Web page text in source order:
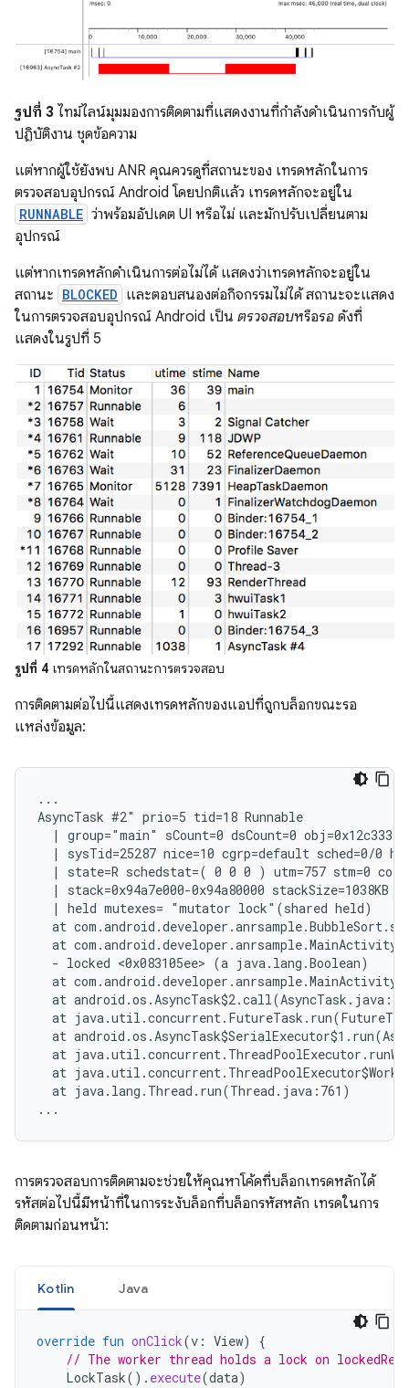
รูปที่ 3 ไทม์ไลน์มุมมองการติดตามที่แสดงงานที่กำลังดำเนินการกับผู้
ปฏิบัติงาน ชุดข้อความ
แต่หากผู้ใช้ยังพบ ANR คุณควรดูที่สถานะของ เทรดหลักในการ
ตรวจสอบอุปกรณ์ Android โดยปกติแล้ว เทรดหลักจะอยู่ใน
RUNNABLE ว่าพร้อมอัปเดต UI หรือไม่ และมักปรับเปลี่ยนตาม
อุปกรณ์
แต่หากเทรดหลักดำเนินการต่อไม่ได้ แสดงว่าเทรดหลักจะอยู่ใน
สถานะ BLOCKED และตอบสนองต่อกิจกรรมไม่ได้ สถานะจะแสดง
ในการตรวจสอบอุปกรณ์ Android เป็น ตรวจสอบหรือรอ ดังที่
แสดงในรูปที่ 5
รูปที่ 4 เทรดหลักในสถานะการตรวจสอบ
การติดตามต่อไปนี้แสดงเทรดหลักของแอปที่ถูกบล็อกขณะรอ
แหล่งข้อมูล:
...
AsyncTask #2" prio=5 tid=18 Runnable
| group="main" sCount=0 dsCount=0
| sysTid=25287 nice=10 cgrp=default sched=0/0
| state=R schedstat=( 0 0 0 ) utm=757 stm=0
  | stack=0x94a7e000-0x94a80000 stackSize=1038KB
  | held mutexes= "mutator lock"(shared held)
at
at
  - locked <0x083105ee> (a java.lang.Boolean)
at
at
at
at
at
at
  at java.lang.Thread.run(Thread.java:761)
การตรวจสอบการติดตามจะช่วยให้คุณหาโค้ดที่บล็อกเทรดหลักได้
รหัสต่อไปนี้มีหน้าที่ในการระงับล็อกที่บล็อกรหัสหลัก เทรดในการ
ติดตามก่อนหน้า:
Kotlin Java
override fun onClick(v : View)
{
// The worker thread holds a lock on
LockTask(). execute(data)